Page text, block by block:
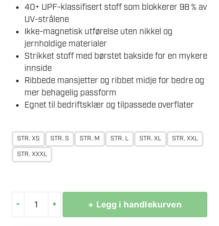
40+ UPF-klassifisert stoff som blokkerer 98 % av
UV-strålene
Ikke-magnetisk utførelse uten nikkel og
jernholdige materialer
Strikket stoff med børstet bakside for en mykere
innside
Ribbede mansjetter og ribbet midje for bedre og
mer behagelig passform
Egnet til bedriftsklær og tilpassede overflater
STR. XS STR. S STR. M STR. L STR. XL
STR. XXL
STR. XXXL
-
PORTWEST
+ + Legg i handlekurven